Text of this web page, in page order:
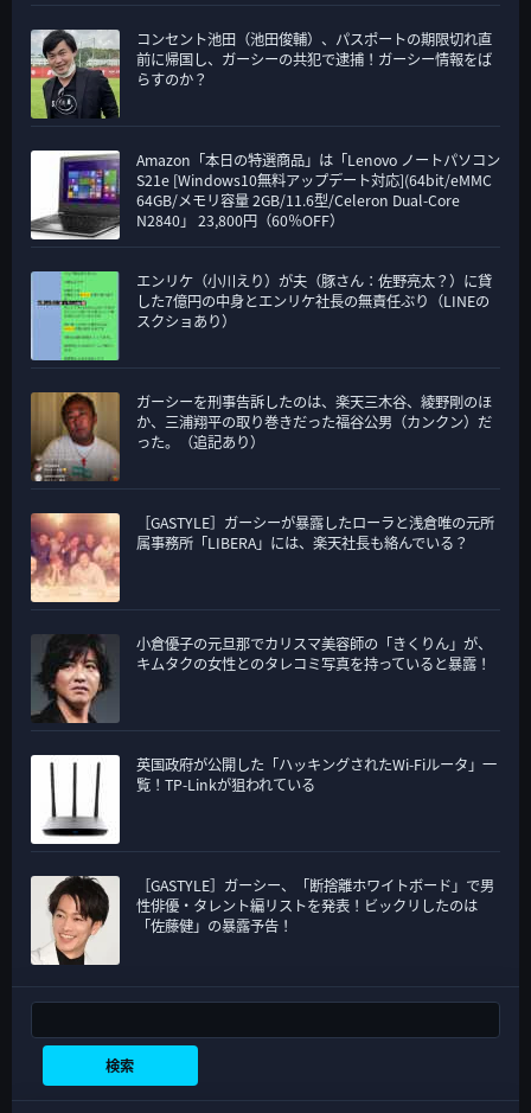
コンセント池田（池田俊輔）、パスポートの期限切れ直
前に帰国し、ガーシーの共犯で逮捕！ガーシー情報をば
らすのか？
Amazon「本日の特選商品」は「Lenovo ノートパソコン
S21e [Windows10無料アップデート対応](64bit/eMMC
64GB/メモリ容量 2GB/11.6型/Celeron Dual-Core
N2840」 23,800円（60％OFF）
エンリケ（小川えり）が夫（豚さん：佐野亮太？）に貸
した7億円の中身とエンリケ社長の無責任ぶり（LINEの
スクショあり）
ガーシーを刑事告訴したのは、楽天三木谷、綾野剛のほ
か、三浦翔平の取り巻きだった福谷公男（カンクン）だ
った。（追記あり）
［GASTYLE］ガーシーが暴露したローラと浅倉唯の元所
属事務所「LIBERA」には、楽天社長も絡んでいる？
小倉優子の元旦那でカリスマ美容師の「きくりん」が、
キムタクの女性とのタレコミ写真を持っていると暴露！
英国政府が公開した「ハッキングされたWi-Fiルータ」一
覧！TP-Linkが狙われている
［GASTYLE］ガーシー、「断捨離ホワイトボード」で男
性俳優・タレント編リストを発表！ビックリしたのは
「佐藤健」の暴露予告！
検索